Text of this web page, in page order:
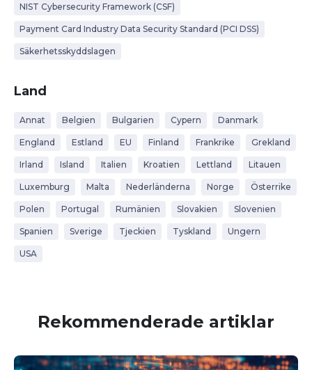
NIST Cybersecurity Framework (CSF)
Payment Card Industry Data Security Standard (PCI DSS)
Säkerhetsskyddslagen
Land
Annat Belgien Bulgarien Cypern Danmark
England Estland EU Finland Frankrike Grekland
Irland Island Italien Kroatien Lettland Litauen
Luxemburg Malta Nederländerna Norge Österrike
Polen Portugal Rumänien Slovakien Slovenien
Spanien Sverige Tjeckien Tyskland Ungern
USA
Rekommenderade artiklar